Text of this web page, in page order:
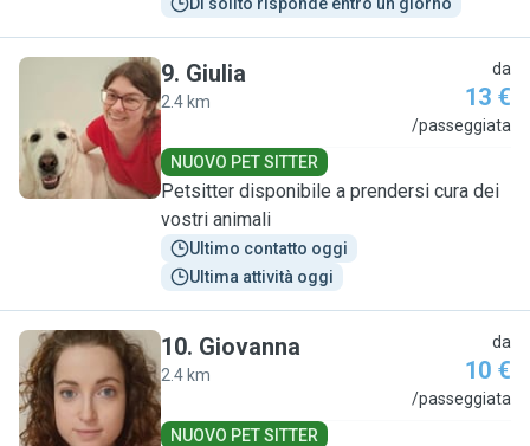
G
9. Giulia
2.4 km
da
13 €
/passeggiata
NUOVO PET SITTER
Petsitter disponibile a prendersi cura dei
vostri animali
Ultimo contatto oggi
Ultima attività oggi
G
10. Giovanna
2.4 km
da
10 €
/passeggiata
NUOVO PET SITTER